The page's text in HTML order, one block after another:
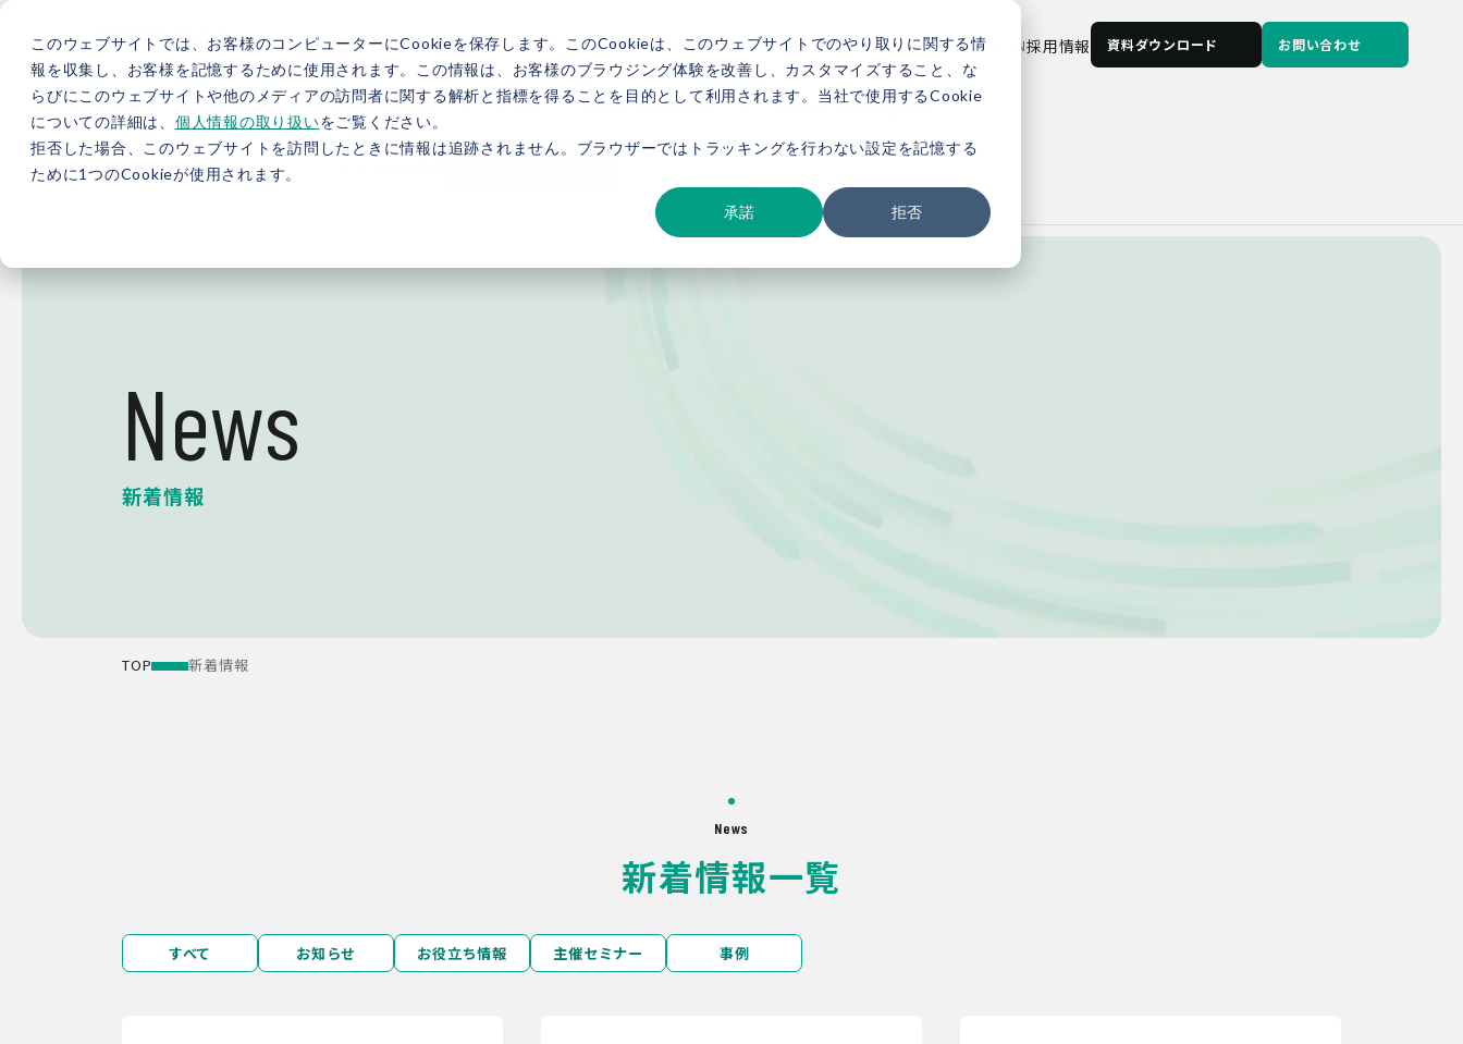
このウェブサイトでは、お客様のコンピューターにCookieを保存します。このCookieは、このウェブサイトでのやり取りに関する情
報を収集し、お客様を記憶するために使用されます。この情報は、お客様のブラウジング体験を改善し、カスタマイズすること、な
らびにこのウェブサイトや他のメディアの訪問者に関する解析と指標を得ることを目的として利用されます。当社で使用するCookie
についての詳細は、 個人情報の取り扱いをご覧ください。
拒否した場合、このウェブサイトを訪問したときに情報は追跡されません。ブラウザーではトラッキングを行わない設定を記憶する
ために1つのCookieが使用されます。
承諾 拒否
JP EN採用情報 資料ダウンロード お問い合わせ
5分で分かるバイウィル カーボンニュートラル総研 サービス紹介 事例紹介新着情報セミナーお役立ち情報会社概要
News
新着情報
TOP 新着情報
News
新着情報一覧
すべて お知らせ お役立ち情報 主催セミナー 事例